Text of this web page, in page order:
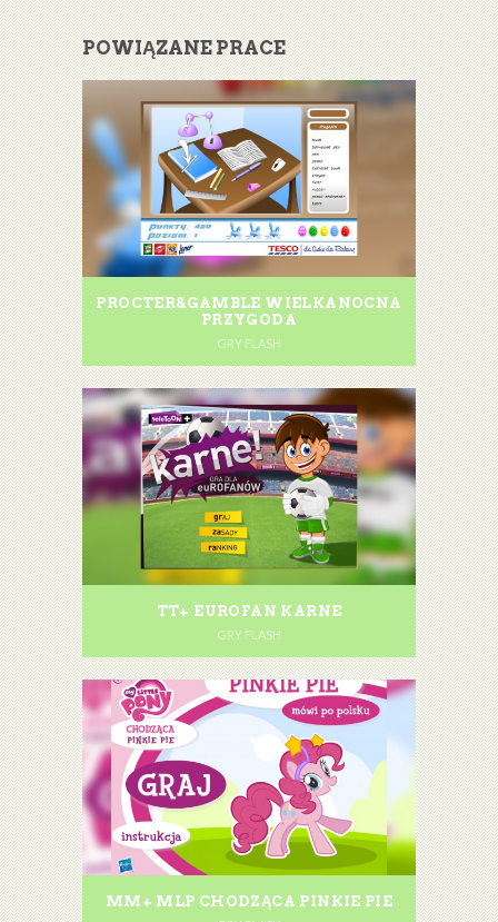
POWIĄZANE PRACE
PROCTER&GAMBLE WIELKANOCNA
PRZYGODA
GRY FLASH
TT+ EUROFAN KARNE
GRY FLASH
MM+ MLP CHODZĄCA PINKIE PIE